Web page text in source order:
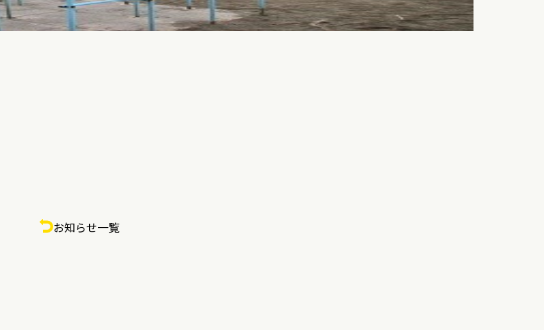
お知らせ一覧